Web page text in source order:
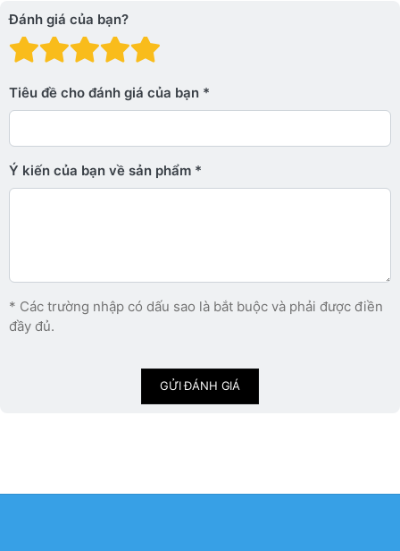
Đánh giá của bạn?
Đánh giá: 4 trên 5
Đánh giá: 3 trên 5 sao.
Đánh giá: 2 trên 5 sao.
Đánh giá: 1 trên 5 sao. Xấu
Tiêu đề cho đánh giá của bạn
Ý kiến ​​của bạn về sản phẩm
* Các trường nhập có dấu sao là bắt buộc và phải được điền
đầy đủ.
GỬI ĐÁNH GIÁ